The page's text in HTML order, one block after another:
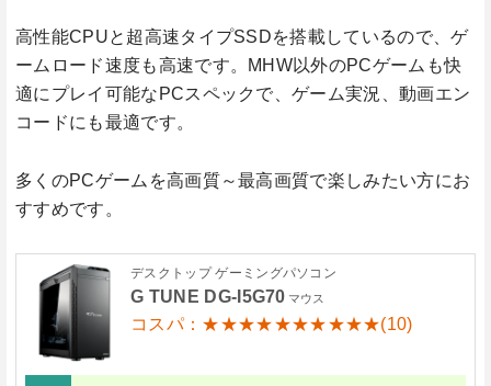
高性能CPUと超高速タイプSSDを搭載しているので、ゲ
ームロード速度も高速です。MHW以外のPCゲームも快
適にプレイ可能なPCスペックで、ゲーム実況、動画エン
コードにも最適です。
多くのPCゲームを高画質～最高画質で楽しみたい方にお
すすめです。
デスクトップ ゲーミングパソコン
G TUNE DG-I5G70 マウス
コスパ：★★★★★★★★★★(10)